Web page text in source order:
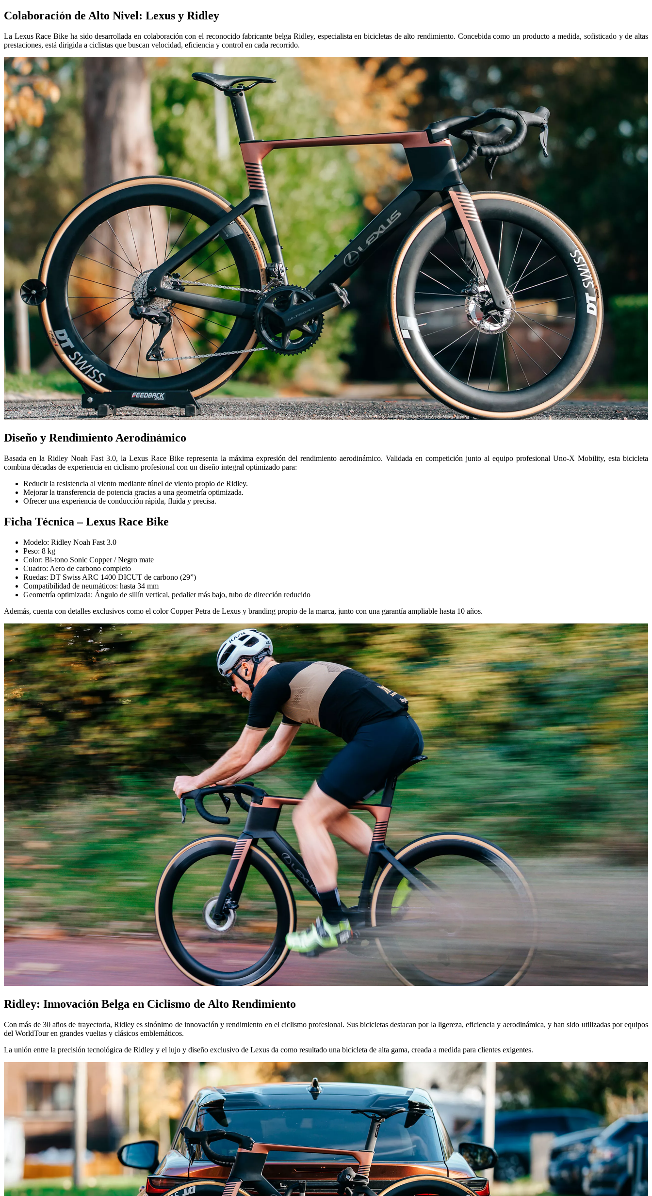
Colaboración de Alto Nivel: Lexus y Ridley
La Lexus Race Bike ha sido desarrollada en colaboración con el reconocido fabricante belga Ridley, especialista en bicicletas de alto rendimiento. Concebida como un producto a medida, sofisticado y de altas
prestaciones, está dirigida a ciclistas que buscan velocidad, eficiencia y control en cada recorrido.
Diseño y Rendimiento Aerodinámico
Basada en la Ridley Noah Fast 3.0, la Lexus Race Bike representa la máxima expresión del rendimiento aerodinámico. Validada en competición junto al equipo profesional Uno-X Mobility, esta bicicleta
combina décadas de experiencia en ciclismo profesional con un diseño integral optimizado para:
Reducir la resistencia al viento mediante túnel de viento propio de Ridley.
Mejorar la transferencia de potencia gracias a una geometría optimizada.
Ofrecer una experiencia de conducción rápida, fluida y precisa.
Ficha Técnica – Lexus Race Bike
Modelo: Ridley Noah Fast 3.0
Peso: 8 kg
Color: Bi-tono Sonic Copper / Negro mate
Cuadro: Aero de carbono completo
Ruedas: DT Swiss ARC 1400 DICUT de carbono (29”)
Compatibilidad de neumáticos: hasta 34 mm
Geometría optimizada: Ángulo de sillín vertical, pedalier más bajo, tubo de dirección reducido
Además, cuenta con detalles exclusivos como el color Copper Petra de Lexus y branding propio de la marca, junto con una garantía ampliable hasta 10 años.
Ridley: Innovación Belga en Ciclismo de Alto Rendimiento
Con más de 30 años de trayectoria, Ridley es sinónimo de innovación y rendimiento en el ciclismo profesional. Sus bicicletas destacan por la ligereza, eficiencia y aerodinámica, y han sido utilizadas por equipos
del WorldTour en grandes vueltas y clásicos emblemáticos.
La unión entre la precisión tecnológica de Ridley y el lujo y diseño exclusivo de Lexus da como resultado una bicicleta de alta gama, creada a medida para clientes exigentes.